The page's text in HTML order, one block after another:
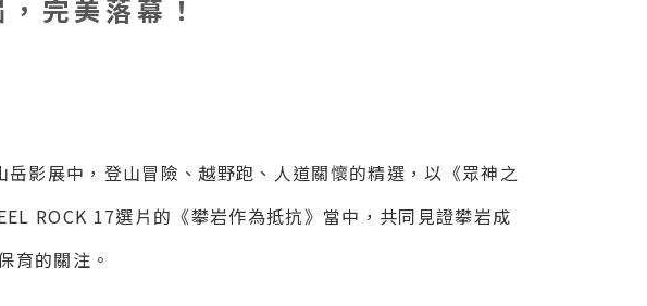
完美落幕！
影展中，登山冒險、越野跑、人道關懷的精選，以《眾神之
ROCK 17選片的《攀岩作為抵抗》當中，共同見證攀岩成
育的關注。